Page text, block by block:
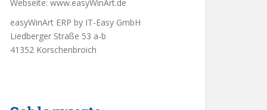
Webseite: www.easyWinArt.de
easyWinArt ERP by IT-Easy GmbH
Liedberger Straße 53 a-b
41352 Korschenbroich